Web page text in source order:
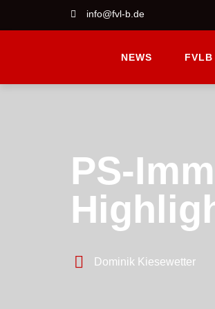
info@fvl-b.de
NEWS FVLB
PS-
Dominik Kiesewetter